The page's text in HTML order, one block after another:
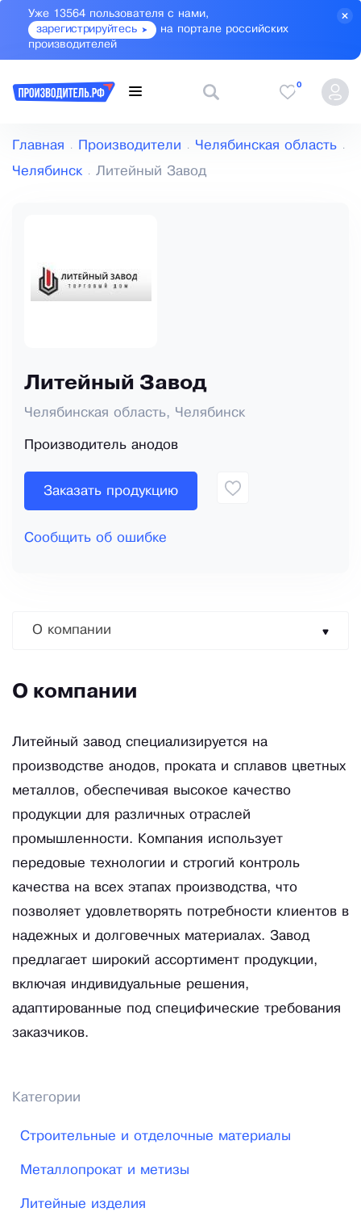
Уже 13564 пользователя с нами,
зарегистрируйтесь
на портале российских
производителей
0
Главная Производители Челябинская область
Челябинск Литейный Завод
Литейный Завод
Челябинская область, Челябинск
Производитель анодов
Заказать продукцию
Сообщить об ошибке
О компании
О компании
Литейный завод специализируется на
производстве анодов, проката и сплавов цветных
металлов, обеспечивая высокое качество
продукции для различных отраслей
промышленности. Компания использует
передовые технологии и строгий контроль
качества на всех этапах производства, что
позволяет удовлетворять потребности клиентов в
надежных и долговечных материалах. Завод
предлагает широкий ассортимент продукции,
включая индивидуальные решения,
адаптированные под специфические требования
заказчиков.
Категории
Строительные и отделочные материалы
Металлопрокат и метизы
Литейные изделия